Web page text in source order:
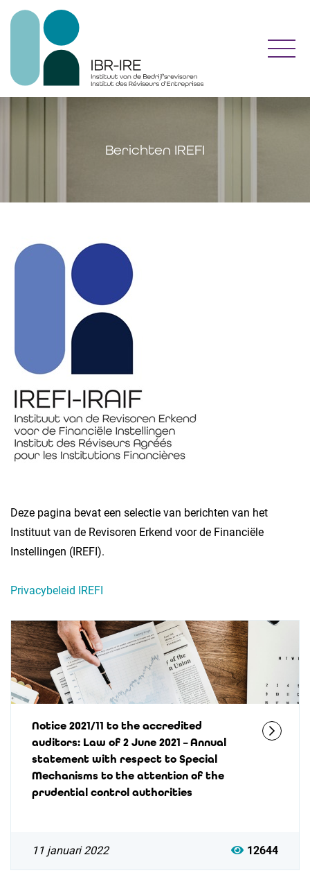
Berichten IREFI
Deze pagina bevat een selectie van berichten van het
Instituut van de Revisoren Erkend voor de Financiële
Instellingen (IREFI).
Privacybeleid IREFI
Notice 2021/11 to the accredited
auditors: Law of 2 June 2021 – Annual
statement with respect to Special
Mechanisms to the attention of the
prudential control authorities
11 januari 2022 12644